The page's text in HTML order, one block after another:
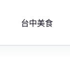
台中美食